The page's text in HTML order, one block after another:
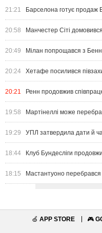
21:21 Барселона готує продаж
20:58 Манчестер Сіті
20:49 Мілан попрощався з
20:24 Хетафе посилився
20:21 Ренн продовжив
19:58 Мартінеллі може
19:29 УПЛ затвердила дати й
18:44 Клуб Бундесліги
18:15 Мастантуоно
🍏 APP STORE 🎮